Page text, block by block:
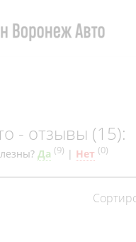
- отзывы (15):
Да (9) | Нет (0)